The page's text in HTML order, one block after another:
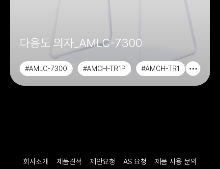
다용도 의자_AMLC-7300
#AMLC-7300 #AMCH-TR1P
#AMCH-TR1
회사소개 제품견적 제안요청 AS 요청
제품 사용 문의